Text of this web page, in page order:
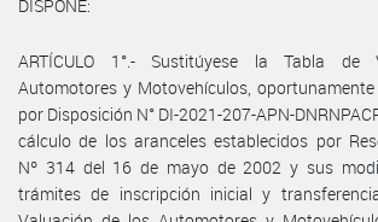
DISPONE:
ARTÍCULO 1°.- Sustitúyese la Tabla
Automotores y Motovehículos,
por Disposición N° DI-2021-207-APN-
cálculo de los aranceles establecidos por
Nº 314 del 16 de mayo de 2002 y sus
trámites de inscripción inicial y